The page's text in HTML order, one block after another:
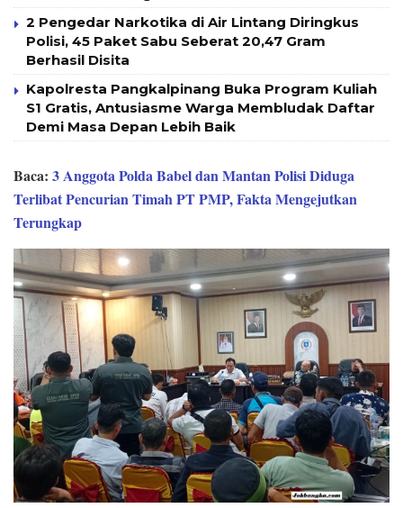
2 Pengedar Narkotika di Air Lintang Diringkus
Polisi, 45 Paket Sabu Seberat 20,47 Gram
Berhasil Disita
Kapolresta Pangkalpinang Buka Program Kuliah
S1 Gratis, Antusiasme Warga Membludak Daftar
Demi Masa Depan Lebih Baik
Baca: 3 Anggota Polda Babel dan Mantan Polisi Diduga
Terlibat Pencurian Timah PT PMP, Fakta Mengejutkan
Terungkap